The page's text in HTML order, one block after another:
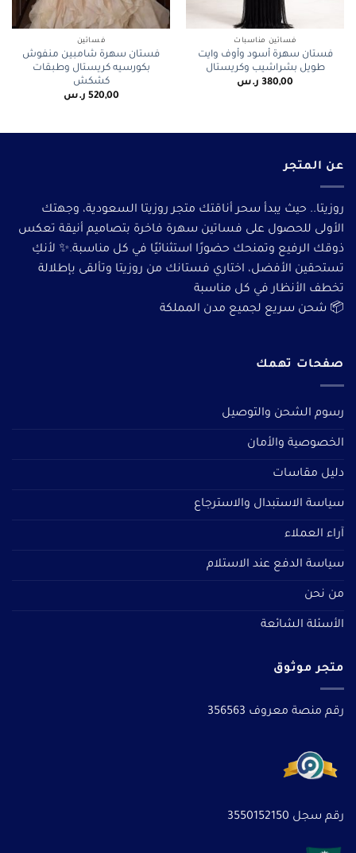
فساتين مناسبات
فستان سهرة أسود وأوف وايت
طويل بشراشيب وكريستال
380,00 ر.س
فساتين
فستان سهرة شامبين منفوش
بكورسيه كريستال وطبقات
كشكش
520,00 ر.س
عن المتجر
روزيتا.. حيث يبدأ سحر أناقتك متجر روزيتا السعودية، وجهتك
الأولى للحصول على فساتين سهرة فاخرة بتصاميم أنيقة تعكس
ذوقك الرفيع وتمنحك حضورًا استثنائيًا في كل مناسبة.✨ لأنكِ
تستحقين الأفضل، اختاري فستانك من روزيتا وتألقى بإطلالة
تخطف الأنظار في كل مناسبة
📦 شحن سريع لجميع مدن المملكة
صفحات تهمك
رسوم الشحن والتوصيل
الخصوصية والأمان
دليل مقاسات
سياسة الاستبدال والاسترجاع
آراء العملاء
سياسة الدفع عند الاستلام
من نحن
الأسئلة الشائعة
متجر موثوق
رقم منصة معروف 356563
رقم سجل 3550152150